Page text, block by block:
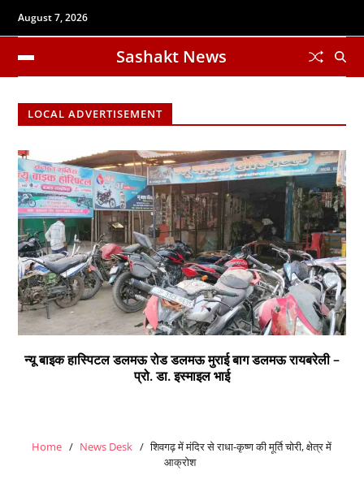
August 7, 2026
Sashakt News
LOCAL ADVERTISEMENT
न्यू बाइक हास्पिटल डलमऊ रोड डलमऊ मुराई बाग डलमऊ रायबरेली –
प्रो. डा. इस्माइल भाई
Home News Desk
शिवगढ़ में मंदिर से राधा-कृष्ण की मूर्ति चोरी, क्षेत्र में
आक्रोश